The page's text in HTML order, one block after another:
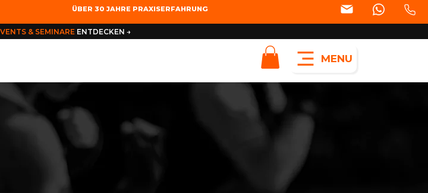
ÜBER 30 JAHRE PRAXISERFAHRUNG
MENU
& SEMINARE ENTDECKEN →